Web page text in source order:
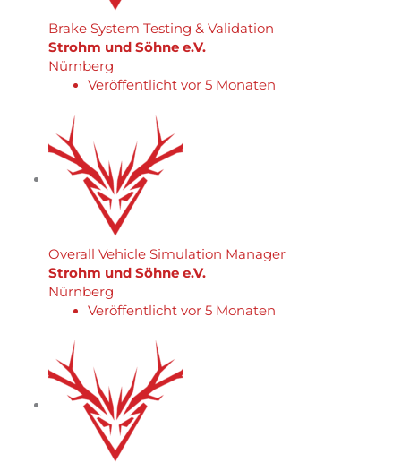
Brake System Testing & Validation
Strohm und Söhne e.V.
Nürnberg
Veröffentlicht vor 5 Monaten
Overall Vehicle Simulation Manager
Strohm und Söhne e.V.
Nürnberg
Veröffentlicht vor 5 Monaten